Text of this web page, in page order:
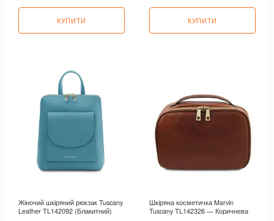
КУПИТИ КУПИТИ
Жіночий шкіряний рюкзак Tuscany
Leather TL142092 (Блакитний)
Шкіряна косметичка Marvin
Tuscany TL142326 — Коричнева